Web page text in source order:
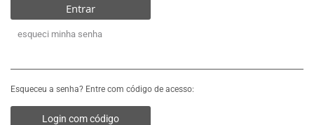
Entrar
esqueci minha senha
Esqueceu a senha? Entre com código de acesso:
Login com código